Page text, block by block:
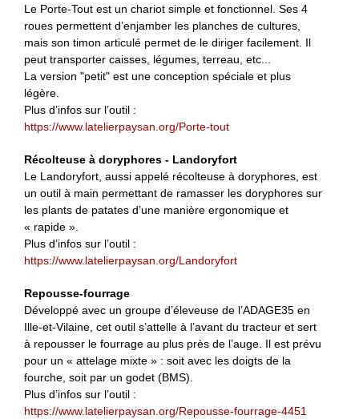
Le Porte-Tout est un chariot simple et fonctionnel. Ses 4
roues permettent d’enjamber les planches de cultures,
mais son timon articulé permet de le diriger facilement. Il
peut transporter caisses, légumes, terreau, etc...
La version "petit" est une conception spéciale et plus
légère.
Plus d’infos sur l’outil :
https://www.latelierpaysan.org/Porte-tout
Récolteuse à doryphores - Landoryfort
Le Landoryfort, aussi appelé récolteuse à doryphores, est
un outil à main permettant de ramasser les doryphores sur
les plants de patates d’une manière ergonomique et
« rapide ».
Plus d’infos sur l’outil :
https://www.latelierpaysan.org/Landoryfort
Repousse-fourrage
Développé avec un groupe d’éleveuse de l’ADAGE35 en
Ille-et-Vilaine, cet outil s’attelle à l’avant du tracteur et sert
à repousser le fourrage au plus près de l’auge. Il est prévu
pour un « attelage mixte » : soit avec les doigts de la
fourche, soit par un godet (BMS).
Plus d’infos sur l’outil :
https://www.latelierpaysan.org/Repousse-fourrage-4451